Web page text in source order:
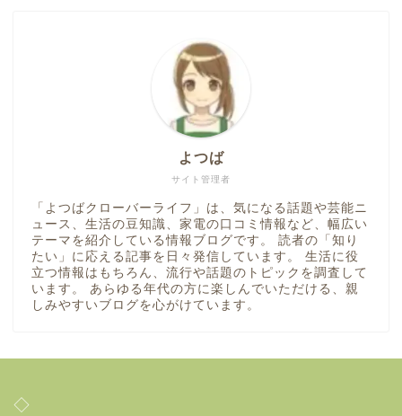
サイト管理者
よつば
「よつばクローバーライフ」は、気になる話題や芸能ニ
ュース、生活の豆知識、家電の口コミ情報など、幅広い
テーマを紹介している情報ブログです。 読者の「知り
たい」に応える記事を日々発信しています。 生活に役
立つ情報はもちろん、流行や話題のトピックを調査して
います。 あらゆる年代の方に楽しんでいただける、親
しみやすいブログを心がけています。
◇